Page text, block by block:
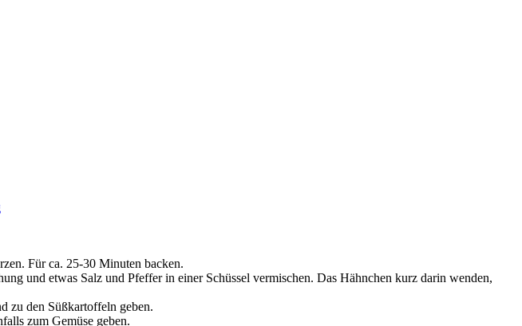
Für ca. 25-30 Minuten backen.
und etwas Salz und Pfeffer in einer Schüssel vermischen. Das Hähnchen kurz darin wenden,
zu den Süßkartoffeln geben.
zum Gemüse geben.